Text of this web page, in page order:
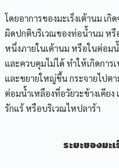
โดยอาการของมะเร็งเต้านม เกิ
ผิดปกติบริเวณของท่อน้ำนม ห
หนึ่งภายในเต้านม หรือในต่อม
และควบคุมไม่ได้ ทำให้เกิดการ
และขยายใหญ่ขึ้น กระจายไปต
ต่อมน้ำเหลืองที่อวัยวะข้างเคีย
รักแร้ หรือบริเวณไหปลาร้า
ระยะของมะ